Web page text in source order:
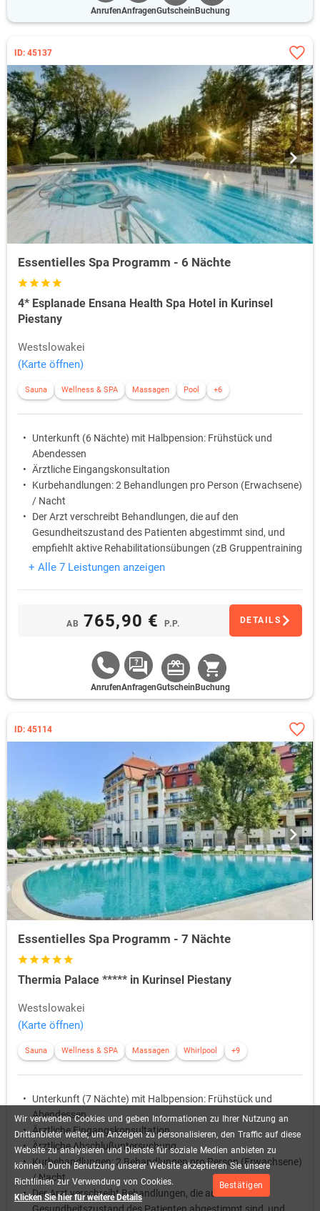
Wir verwenden Cookies und geben Informationen zu Ihrer Nutzung an
Drittanbieter weiter, um Anzeigen zu personalisieren, den Traffic auf diese
Website zu analysieren und Dienste für soziale Medien anbieten zu
können. Durch Benutzung unserer Website akzeptieren Sie unsere
Richtlinien zur Verwendung von Cookies.
Klicken Sie hier für weitere Details
Bestätigen
AnrufenAnfragenGutschein Buchung
ID: 45137
Essentielles Spa Programm - 6 Nächte
4* Esplanade Ensana Health Spa Hotel in Kurinsel
Piestany
Westslowakei
(Karte öffnen)
Sauna Wellness & SPA Massagen Pool +6
Unterkunft (6 Nächte) mit Halbpension: Frühstück und
Abendessen
Ärztliche Eingangskonsultation
Kurbehandlungen: 2 Behandlungen pro Person (Erwachsene)
/ Nacht
Der Arzt verschreibt Behandlungen, die auf den
Gesundheitszustand des Patienten abgestimmt sind, und
empfiehlt aktive Rehabilitationsübungen (zB Gruppentraining
oder Fitnesseinheiten)
+ Alle 7 Leistungen anzeigen
AB 765,90 € P.P. DETAILS
AnrufenAnfragenGutschein Buchung
ID: 45114
Essentielles Spa Programm - 7 Nächte
Thermia Palace ***** in Kurinsel Piestany
Westslowakei
(Karte öffnen)
Sauna Wellness & SPA Massagen Whirlpool +9
Unterkunft (7 Nächte) mit Halbpension: Frühstück und
Abendessen
Ärztliche Eingangskonsultation
Ärztliche Abschlußuntersuchung
Kurbehandlungen: 2 Behandlungen pro Person (Erwachsene)
/ Nacht
Der Arzt verschreibt Behandlungen, die auf den